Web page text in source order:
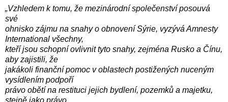
„Vzhledem k tomu, že mezinárodní společenství posouvá
své
ohnisko zájmu na snahy o obnovení Sýrie, vyzývá Amnesty
International všechny,
kteří jsou schopní ovlivnit tyto snahy, zejména Rusko a Čínu,
aby zajistili, že
jakákoli finanční pomoc v oblastech postižených nuceným
vysídlením podpoří
právo obětí na restituci jejich bydlení, pozemků a majetku,
stejně jako právo